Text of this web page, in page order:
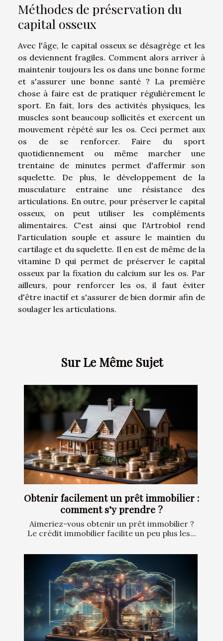
Méthodes de préservation du
capital osseux
Avec l'âge, le capital osseux se désagrège et les
os deviennent fragiles. Comment alors arriver à
maintenir toujours les os dans une bonne forme
et s'assurer une bonne santé ? La première
chose à faire est de pratiquer régulièrement le
sport. En fait, lors des activités physiques, les
muscles sont beaucoup sollicités et exercent un
mouvement répété sur les os. Ceci permet aux
os de se renforcer. Faire du sport
quotidiennement ou même marcher une
trentaine de minutes permet d'affermir son
squelette. De plus, le développement de la
musculature entraine une résistance des
articulations. En outre, pour préserver le capital
osseux, on peut utiliser les compléments
alimentaires. C'est ainsi que l'Artrobiol rend
l'articulation souple et assure le maintien du
cartilage et du squelette. Il en est de même de la
vitamine D qui permet de préserver le capital
osseux par la fixation du calcium sur les os. Par
ailleurs, pour renforcer les os, il faut éviter
d'être inactif et s'assurer de bien dormir afin de
soulager les articulations.
Sur Le Même Sujet
Obtenir facilement un prêt immobilier :
comment s’y prendre ?
Aimeriez-vous obtenir un prêt immobilier ?
Le crédit immobilier facilite un peu plus les...